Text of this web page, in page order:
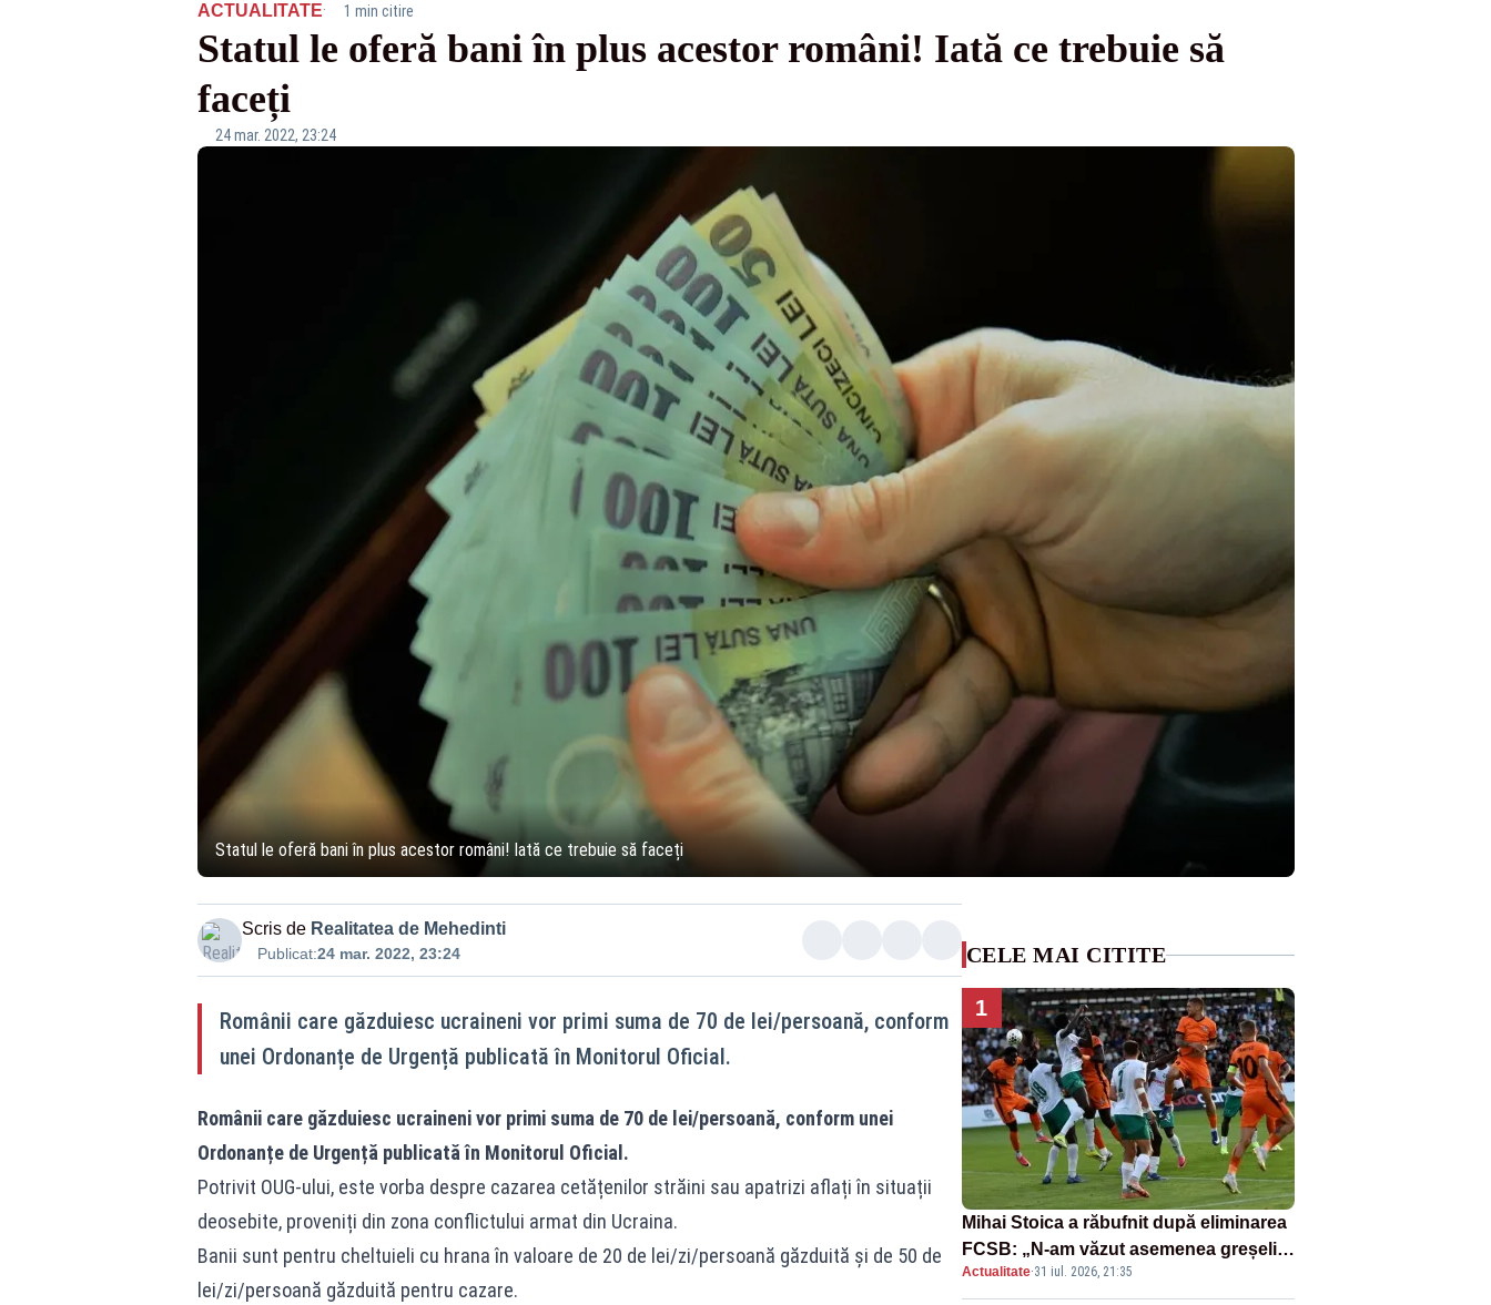
ACTUALITATE· 1 min citire
Statul le oferă bani în plus acestor români! Iată ce trebuie să
faceți
24 mar. 2022, 23:24
Statul le oferă bani în plus acestor români! Iată ce trebuie să faceți
Scris de Realitatea de Mehedinti
Publicat:24 mar. 2022, 23:24
Românii care găzduiesc ucraineni vor primi suma de 70 de lei/persoană, conform
unei Ordonanțe de Urgență publicată în Monitorul Oficial.
Românii care găzduiesc ucraineni vor primi suma de 70 de lei/persoană, conform unei
Ordonanțe de Urgență publicată în Monitorul Oficial.
Potrivit OUG-ului, este vorba despre cazarea cetățenilor străini sau apatrizi aflați în situații
deosebite, proveniți din zona conflictului armat din Ucraina.
Banii sunt pentru cheltuieli cu hrana în valoare de 20 de lei/zi/persoană găzduită și de 50 de
lei/zi/persoană găzduită pentru cazare.
CELE MAI CITITE
1
Mihai Stoica a răbufnit după eliminarea
FCSB: „N-am văzut asemenea greșeli
în 190 de meciuri europene”
Actualitate·31 iul. 2026, 21:35